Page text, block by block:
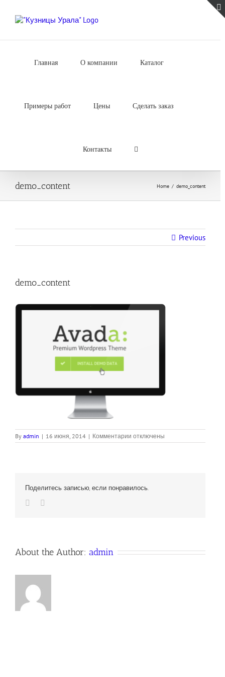
content
Главная О компании Каталог
Примеры работ Цены Сделать заказ
Контакты
demo_content Home / demo_content
Previous
demo_content
By admin | 16 июня, 2014 | Комментарии к
записи
отключены
Поделитесь записью, если понравилось.
About the Author: admin